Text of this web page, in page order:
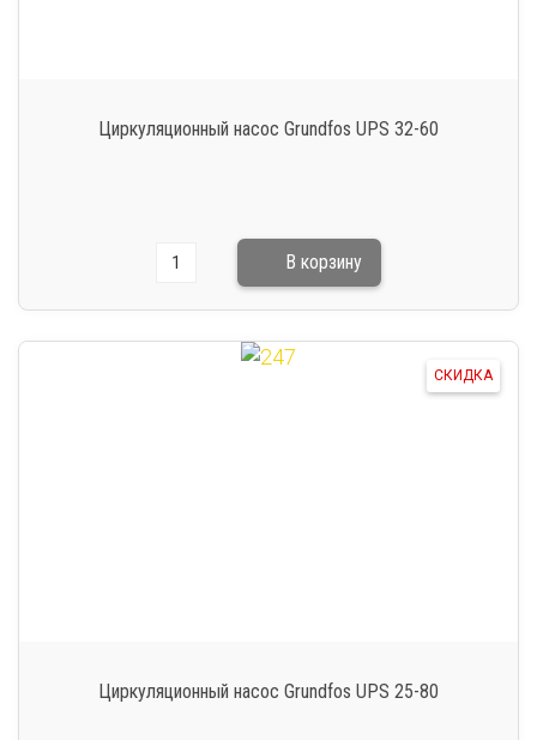
Циркуляционный насос Grundfos UPS 32-60
СКИДКА
Циркуляционный насос Grundfos UPS 25-80